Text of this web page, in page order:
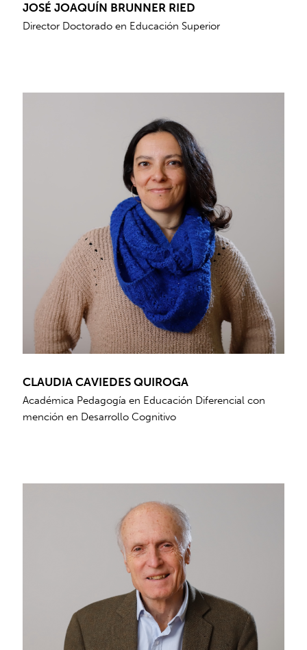
JOSÉ JOAQUÍN BRUNNER RIED
Director Doctorado en Educación Superior
CLAUDIA CAVIEDES QUIROGA
Académica Pedagogía en Educación Diferencial con
mención en Desarrollo Cognitivo